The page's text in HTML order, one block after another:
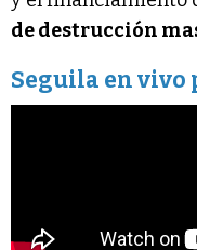
de destrucción
Seguila en vivo